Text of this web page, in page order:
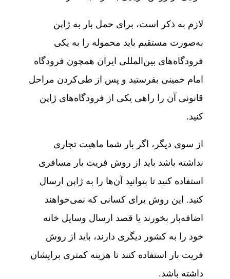
لازم به ذکر است، برای حمل بار به ژاپن
به‌صورت مستقیم باید محموله را به یکی
فرودگاه‌های بین‌المللی ایران همچون فرودگاه
امام خمینی بفرستید و پس از طی‌کردن مراحل
قانونی آن را راهی یکی از فرودگاه‌های ژاپن
کنید.
از سوی دیگر، اگر بار شما ماهیت تجاری
نداشته باشد باید از روش فریت بار مسافری
استفاده کنید تا بتوانید آن‌ها را به ژاپن ارسال
کنید. این روش برای کسانی که نمی‌خواهند
اضافه‌بار بخورند یا قصد ارسال وسایل خانه
خود را به کشور دیگری دارند، باید از روش
فریت بار استفاده کنند تا هزینه کمتری برایشان
داشته باشد.